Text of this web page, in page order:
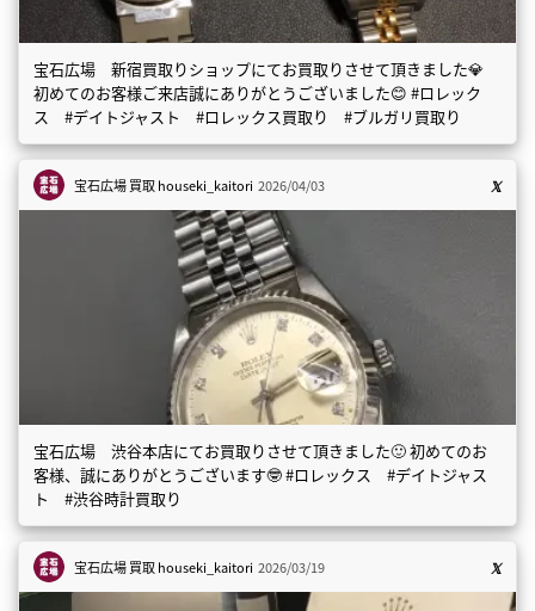
宝石広場 新宿買取りショップにてお買取りさせて頂きました💎
初めてのお客様ご来店誠にありがとうございました😊 #ロレック
ス #デイトジャスト #ロレックス買取り #ブルガリ買取り
宝石広場 買取houseki_kaitori 2026/04/03
宝石広場 渋谷本店にてお買取りさせて頂きました🙂 初めてのお
客様、誠にありがとうございます🤓 #ロレックス #デイトジャス
ト #渋谷時計買取り
宝石広場 買取houseki_kaitori 2026/03/19